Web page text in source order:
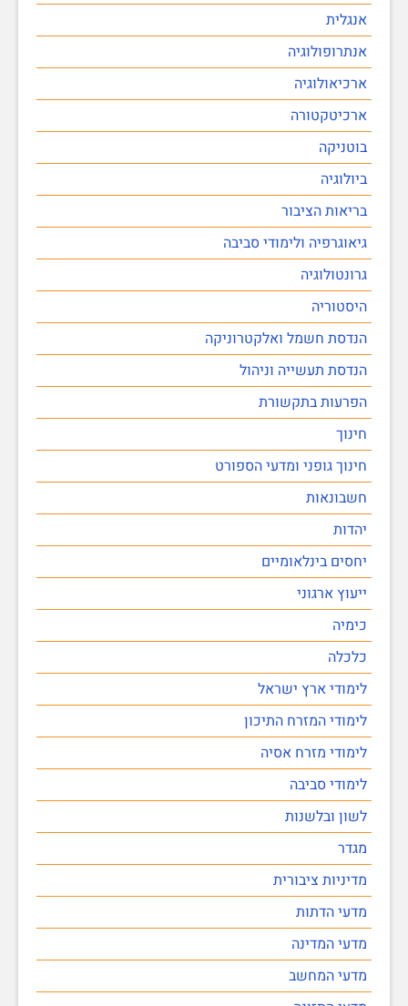
אנגלית
אנתרופולוגיה
ארכיאולוגיה
ארכיטקטורה
בוטניקה
ביולוגיה
בריאות הציבור
גיאוגרפיה ולימודי סביבה
גרונטולוגיה
היסטוריה
הנדסת חשמל ואלקטרוניקה
הנדסת תעשייה וניהול
הפרעות בתקשורת
חינוך
חינוך גופני ומדעי הספורט
חשבונאות
יהדות
יחסים בינלאומיים
ייעוץ ארגוני
כימיה
כלכלה
לימודי ארץ ישראל
לימודי המזרח התיכון
לימודי מזרח אסיה
לימודי סביבה
לשון ובלשנות
מגדר
מדיניות ציבורית
מדעי הדתות
מדעי המדינה
מדעי המחשב